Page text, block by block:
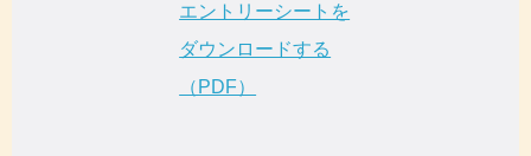
エントリーシートを
ダウンロードする
（PDF）